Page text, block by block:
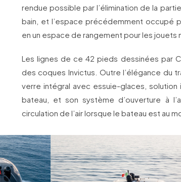
rendue possible par l’élimination de la
bain, et l’espace précédemment occupé
en un espace de rangement pour les jouets
Les lignes de ce 42 pieds dessinées par
des coques Invictus. Outre l’élégance du
verre intégral avec essuie-glaces,
bateau, et son système d’ouverture à
circulation de l’air lorsque le bateau est au